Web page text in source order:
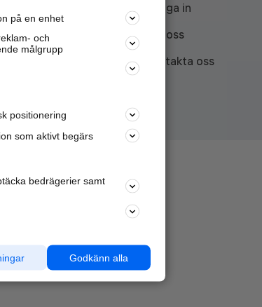
och
nära dig.
Logga in
Om oss
Kontakta oss
på en enhet
och
målgrupp
positionering
som aktivt begärs
bedrägerier samt
Godkänn alla